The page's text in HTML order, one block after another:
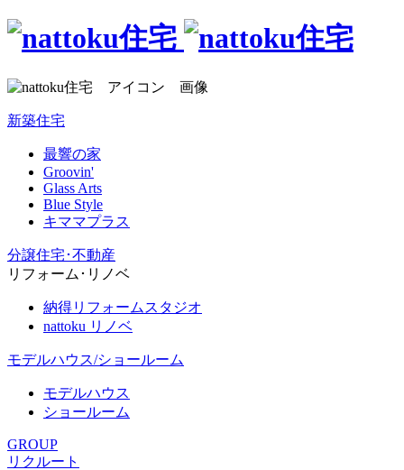
新築住宅
最響の家
Groovin'
Glass Arts
Blue Style
キママプラス
分譲住宅･不動産
リフォーム･リノベ
納得リフォームスタジオ
nattoku リノベ
モデルハウス/ショールーム
モデルハウス
ショールーム
GROUP
リクルート